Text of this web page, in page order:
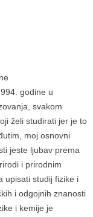
godine u
svakom
želi studirati jer je to
moj osnovni
jeste ljubav prema
i prirodnim
upisati studij fizike i
i odgojnih znanosti
i kemije je